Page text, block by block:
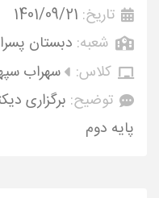
تاریخ: 1401/09/21
شعبه: دبستان
کلاس:
سهراب
توضیح: برگزاری
پایه دوم